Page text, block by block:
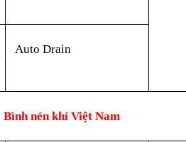
Auto Drain
Bình nén khí Việt Nam